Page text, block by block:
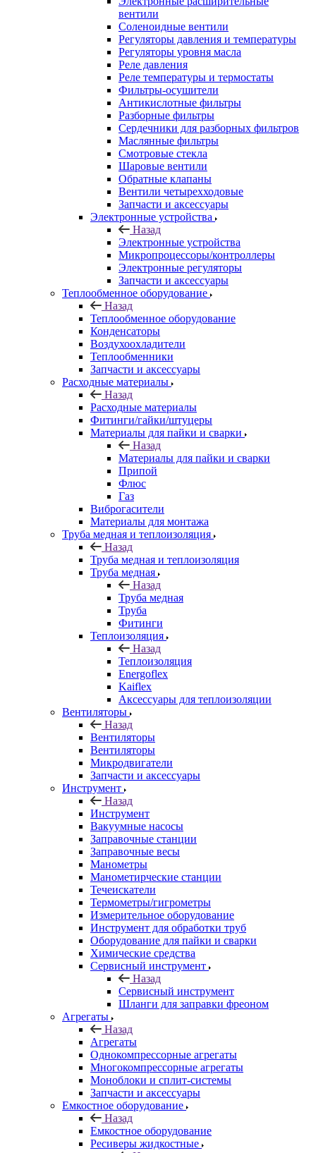
вентили
Соленоидные вентили
Регуляторы давления и температуры
Регуляторы уровня масла
Реле давления
Реле температуры и термостаты
Фильтры-осушители
Антикислотные фильтры
Разборные фильтры
Сердечники для разборных фильтров
Маслянные фильтры
Смотровые стекла
Шаровые вентили
Обратные клапаны
Вентили четырехходовые
Запчасти и аксессуары
Электронные устройства
Назад
Электронные устройства
Микропроцессоры/контроллеры
Электронные регуляторы
Запчасти и аксессуары
Теплообменное оборудование
Назад
Теплообменное оборудование
Конденсаторы
Воздухоохладители
Теплообменники
Запчасти и аксессуары
Расходные материалы
Назад
Расходные материалы
Фитинги/гайки/штуцеры
Материалы для пайки и сварки
Назад
Материалы для пайки и сварки
Припой
Флюс
Газ
Виброгасители
Материалы для монтажа
Труба медная и теплоизоляция
Назад
Труба медная и теплоизоляция
Труба медная
Назад
Труба медная
Труба
Фитинги
Теплоизоляция
Назад
Теплоизоляция
Energoflex
Kaiflex
Аксессуары для теплоизоляции
Вентиляторы
Назад
Вентиляторы
Вентиляторы
Микродвигатели
Запчасти и аксессуары
Инструмент
Назад
Инструмент
Вакуумные насосы
Заправочные станции
Заправочные весы
Манометры
Манометирческие станции
Течеискатели
Термометры/гигрометры
Измерительное оборудование
Инструмент для обработки труб
Оборудование для пайки и сварки
Химические средства
Сервисный инструмент
Назад
Сервисный инструмент
Шланги для заправки фреоном
Агрегаты
Назад
Агрегаты
Однокомпрессорные агрегаты
Многокомпрессорные агрегаты
Моноблоки и сплит-системы
Запчасти и аксессуары
Емкостное оборудование
Назад
Емкостное оборудование
Ресиверы жидкостные